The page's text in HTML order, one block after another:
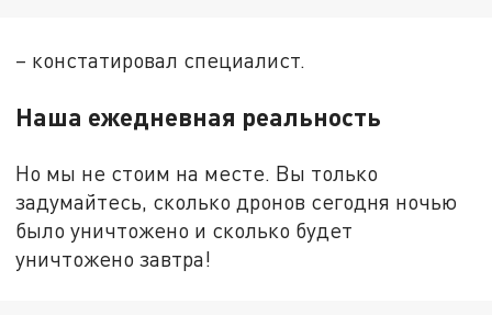
– констатировал специалист.
Наша ежедневная реальность
Но мы не стоим на месте. Вы только
задумайтесь, сколько дронов сегодня ночью
было уничтожено и сколько будет
уничтожено завтра!